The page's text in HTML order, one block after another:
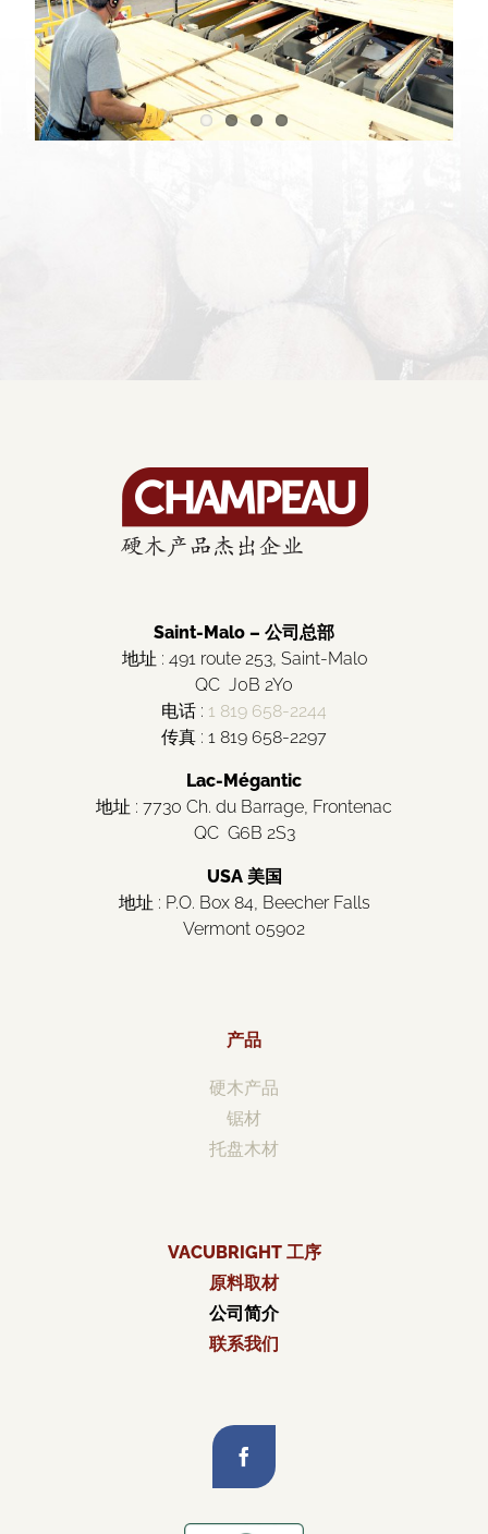
Saint-Malo – 公司总部
地址 : 491 route 253, Saint-Malo
QC J0B 2Y0
电话 : 1 819 658-2244
传真 : 1 819 658-2297
Lac-Mégantic
地址 : 7730 Ch. du Barrage, Frontenac
QC G6B 2S3
USA 美国
地址 : P.O. Box 84, Beecher Falls
Vermont 05902
产品
硬木产品
锯材
托盘木材
VACUBRIGHT 工序
原料取材
公司简介
联系我们